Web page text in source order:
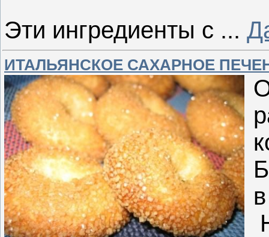
Эти ингредиенты с ...
ИТАЛЬЯНСКОЕ САХАРНОЕ